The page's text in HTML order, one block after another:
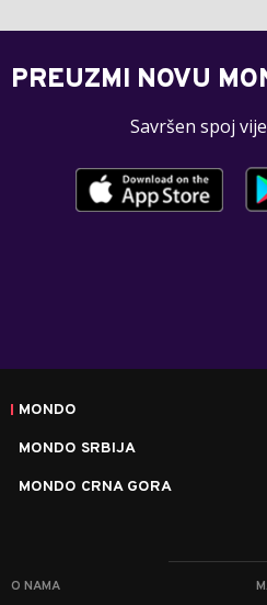
PREUZMI NOVU
Savršen spoj
MONDO
MONDO SRBIJA
MONDO CRNA GORA
O NAMA